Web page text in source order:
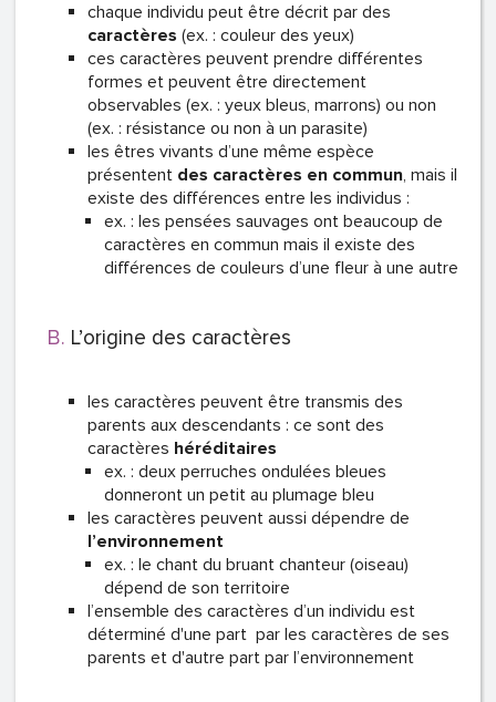
chaque individu peut être décrit par des
caractères (ex. : couleur des yeux)
ces caractères peuvent prendre différentes
formes et peuvent être directement
observables (ex. : yeux bleus, marrons) ou non
(ex. : résistance ou non à un parasite)
les êtres vivants d’une même espèce
présentent des caractères en commun, mais il
existe des différences entre les individus :
ex. : les pensées sauvages ont beaucoup de
caractères en commun mais il existe des
différences de couleurs d’une fleur à une autre
L’origine des caractères
les caractères peuvent être transmis des
parents aux descendants : ce sont des
caractères héréditaires
ex. : deux perruches ondulées bleues
donneront un petit au plumage bleu
les caractères peuvent aussi dépendre de
l’environnement
ex. : le chant du bruant chanteur (oiseau)
dépend de son territoire
l’ensemble des caractères d’un individu est
déterminé d'une part par les caractères de ses
parents et d'autre part par l’environnement